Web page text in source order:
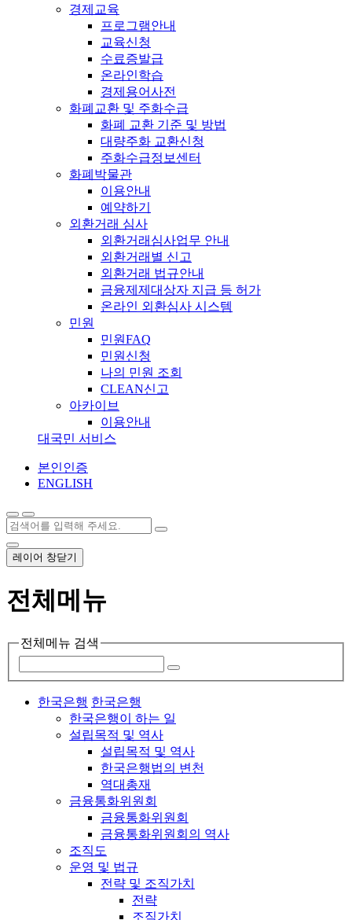
경제교육
프로그램안내
교육신청
수료증발급
온라인학습
경제용어사전
화폐교환 및 주화수급
화폐 교환 기준 및 방법
대량주화 교환신청
주화수급정보센터
화폐박물관
이용안내
예약하기
외환거래 심사
외환거래심사업무 안내
외환거래별 신고
외환거래 법규안내
금융제제대상자 지급 등 허가
온라인 외환심사 시스템
민원
민원FAQ
민원신청
나의 민원 조회
CLEAN신고
아카이브
이용안내
대국민 서비스
본인인증
ENGLISH
레이어 창닫기
전체메뉴
전체메뉴 검색
한국은행 한국은행
한국은행이 하는 일
설립목적 및 역사
설립목적 및 역사
한국은행법의 변천
역대총재
금융통화위원회
금융통화위원회
금융통화위원회의 역사
조직도
운영 및 법규
전략 및 조직가치
전략
조직가치